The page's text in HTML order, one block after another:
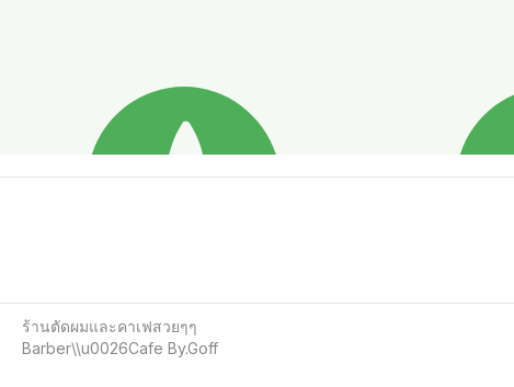
ร้านตัดผมและคาเฟสวยๆๆ
Barber\\u0026Cafe By.Goff